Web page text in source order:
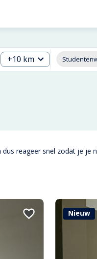
+10 km
dus reageer snel zodat je je
Nieuw